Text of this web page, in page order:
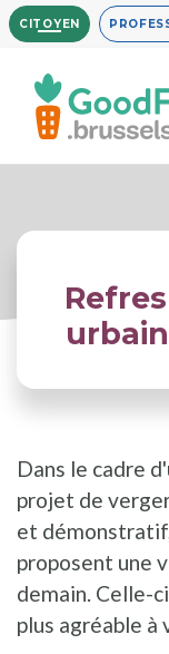
Aller
au
contenu
principal
CITOYEN
Dans le cadre
projet de
et
proposent une
demain. Celle-
plus agréable à